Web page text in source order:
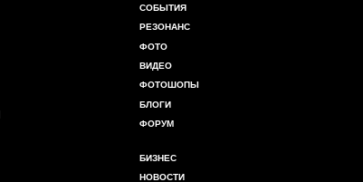
СОБЫТИЯ
РЕЗОНАНС
ФОТО
ВИДЕО
ФОТОШОПЫ
БЛОГИ
ФОРУМ
БИЗНЕС
НОВОСТИ